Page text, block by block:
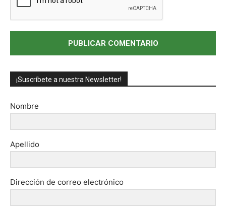
¡Suscríbete a nuestra Newsletter!
Nombre
Apellido
Dirección de correo electrónico